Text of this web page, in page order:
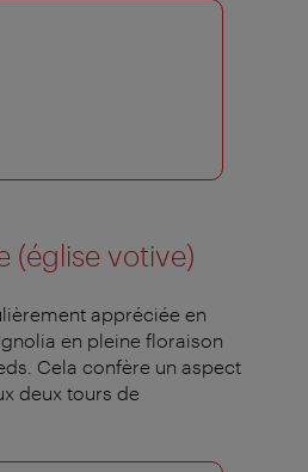
(église votive)
appréciée en
en pleine floraison
Cela confère un aspect
deux tours de